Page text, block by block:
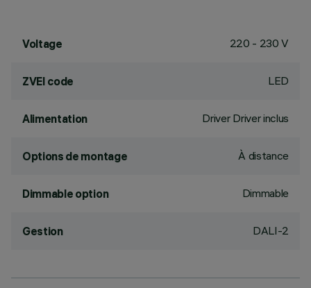
Voltage 220 - 230 V
ZVEI code LED
Alimentation Driver Driver inclus
Options de montage À distance
Dimmable option Dimmable
Gestion DALI-2